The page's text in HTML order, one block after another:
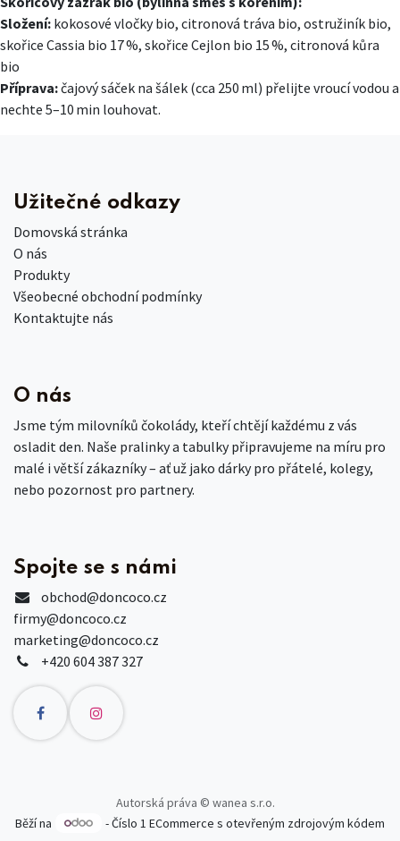
Složení: kokosové vločky bio, citronová tráva bio, ostružiník bio,
skořice Cassia bio 17 %, skořice Cejlon bio 15 %, citronová kůra
bio
Příprava:čajový sáček na šálek (cca 250 ml) přelijte vroucí vodou a
nechte 5–10 min louhovat.
Užitečné odkazy
Domovská stránka
O nás
Produkty
Všeobecné obchodní podmínky
Kontaktujte nás
O nás
Jsme tým milovníků čokolády, kteří chtějí každému z vás
osladit den. Naše pralinky a tabulky připravujeme na míru pro
malé i větší zákazníky – ať už jako dárky pro přátelé, kolegy,
nebo pozornost pro partnery.
Spojte se s námi
obchod@doncoco.cz
firmy@doncoco.cz
marketing@doncoco.cz
+420 604 387 327
Autorská práva © wanea s.r.o.
Běží na
- Číslo 1ECommerce s otevřeným zdrojovým kódem